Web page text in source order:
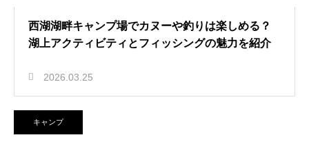
西湖湖畔キャンプ場でカヌーや釣りは楽しめる？
湖上アクティビティとフィッシングの魅力を紹介
2026.03.25
キャンプ